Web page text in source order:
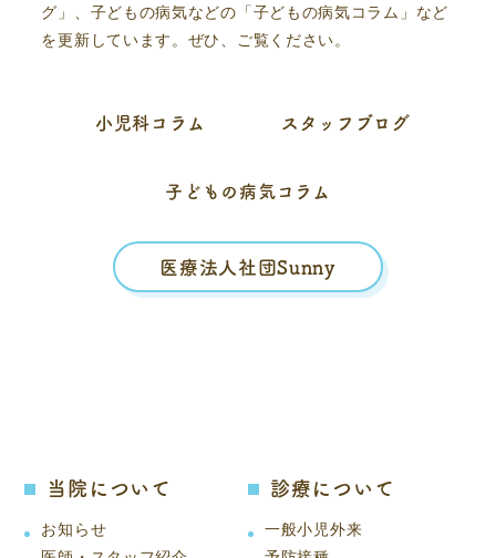
グ」、子どもの病気などの「子どもの病気コラム」など
を更新しています。ぜひ、ご覧ください。
小児科コラム スタッフブログ
子どもの病気コラム
医療法人社団Sunny
当院について
お知らせ
診療について
一般小児外来